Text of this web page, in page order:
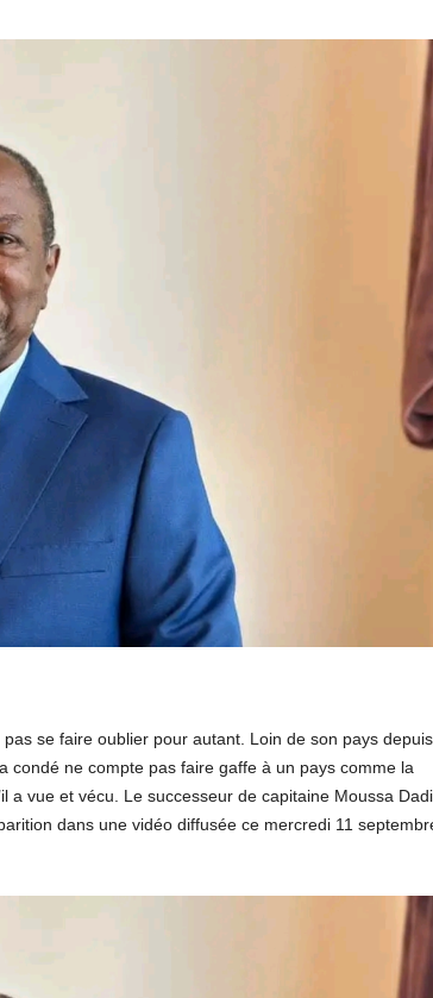
pas se faire oublier pour autant. Loin de son pays depuis
condé ne compte pas faire gaffe à un pays comme la
a vue et vécu. Le successeur de capitaine Moussa
dans une vidéo diffusée ce mercredi 11